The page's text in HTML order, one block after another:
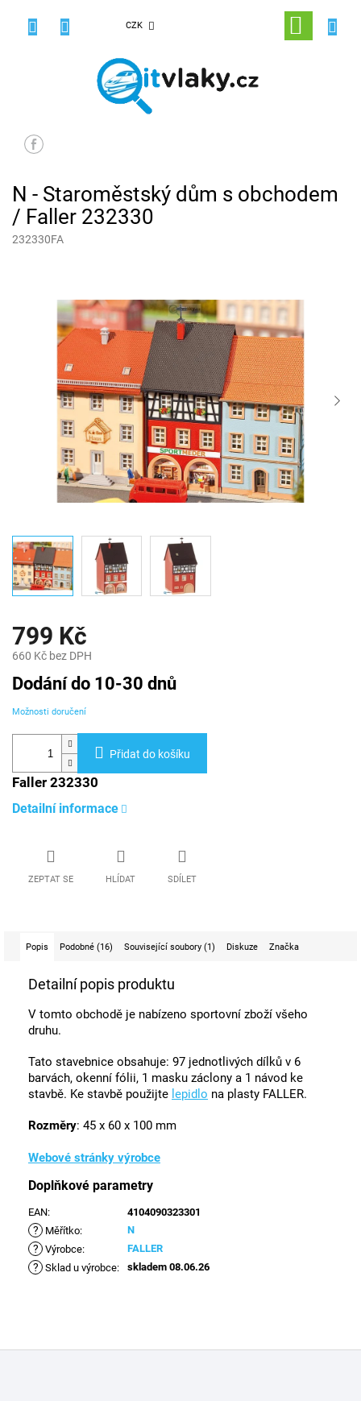
CZK
NÁKUPNÍ
KOŠÍK
N - Staroměstský dům s obchodem
/ Faller 232330
232330FA
799 Kč
660 Kč bez DPH
Měrná
cena:
Dodání do 10-30 dnů
Možnosti doručení
Přidat do košíku
Faller 232330
Detailní informace
ZEPTAT SE HLÍDAT SDÍLET
Popis Podobné (16) Související soubory (1) Diskuze Značka
Detailní popis produktu
V tomto obchodě je nabízeno sportovní zboží všeho
druhu.
Tato stavebnice obsahuje: 97 jednotlivých dílků v 6
barvách, okenní fólii, 1 masku záclony a 1 návod ke
stavbě. Ke stavbě použijte lepidlo na plasty FALLER.
Rozměry: 45 x 60 x 100 mm
Webové stránky výrobce
Doplňkové parametry
EAN: 4104090323301
? Měřítko: N
? Výrobce: FALLER
? Sklad u výrobce: skladem 08.06.26